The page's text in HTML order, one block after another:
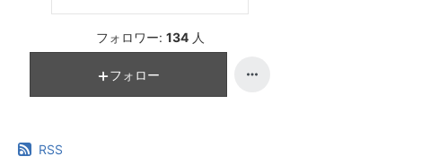
フォロワー: 134 人
フォロー
RSS